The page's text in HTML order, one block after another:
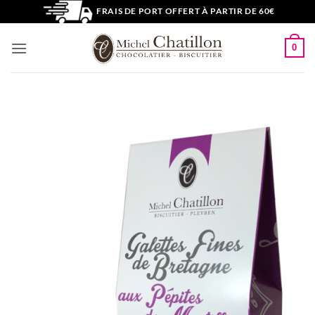
au
contenu
FRAIS DE PORT OFFERT À PARTIR DE 60€
0